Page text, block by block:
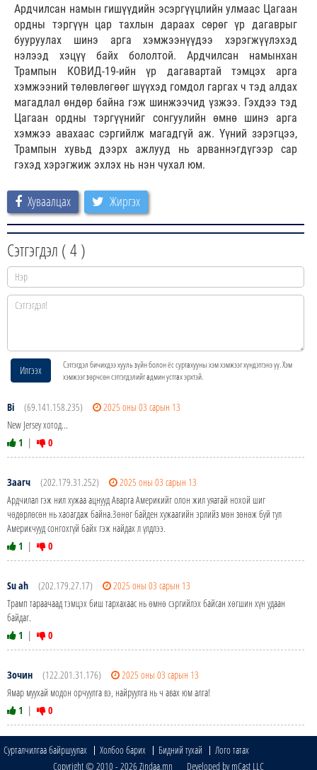
Ардчилсан намын гишүүдийн эсэргүүцлийн улмаас Цагаан
ордны тэргүүн цар тахлын дараах сөрөг үр дагаврыг
бууруулах шинэ арга хэмжээнүүдээ хэрэгжүүлэхэд
нэлээд хэцүү байх бололтой. Ардчилсан намынхан
Трампын КОВИД-19-ийн үр дагавартай тэмцэх арга
хэмжээний төлөвлөгөөг шүүхэд гомдол гаргах ч тэд алдах
магадлал өндөр байна гэж шинжээчид үзжээ. Гэхдээ тэд
Цагаан ордны тэргүүнийг сонгуулийн өмнө шинэ арга
хэмжээ авахаас сэргийлж магадгүй аж. Үүний зэрэгцээ,
Трампын хувьд дээрх ажлууд нь арваннэгдүгээр сар
гэхэд хэрэгжиж эхлэх нь нэн чухал юм.
Хуваалцах Жиргэх
Сэтгэгдэл (4)
Илгээх
Сэтгэгдэл бичихдээ хууль зүйн болон ёс суртахууны хэм хэмжээг хүндэтгэнэ үү. Хэм
хэмжээг зөрчсөн сэтгэгдэлийг админ устгах эрхтэй.
Bi (69.141.158.235)
2025 оны 03 сарын 13
New Jersey хотод...
1 | 0
Заагч (202.179.31.252)
2025 оны 03 сарын 13
Ардчилал гэж нил хужаа ацнууд Аварга Америкийг олон жил уяатай нохой шиг
чөдөрлөсөн нь хаоагдаж байна.Зөнөг байден хужаагийн эрлийз мөн зөнөж буй тул
Америкчууд сонгохгүй байх гэж найдах л үлдлээ.
1 | 0
Su ah (202.179.27.17)
2025 оны 03 сарын 13
Трамп тараачаад тэмцэх биш тархахаас нь өмнө сэргийлэх байсан хөгшин хүн удаан
байдаг.
1 | 0
Зочин (122.201.31.176)
2025 оны 03 сарын 13
Ямар муухай модон орчуулга вэ, найруулга нь ч авах юм алга!
1 | 0
Сурталчилгаа байршуулах Холбоо барих Бидний тухай
Лого татах
Copyright © 2010 - 2026 Zindaa.mn Developed by mCast LLC